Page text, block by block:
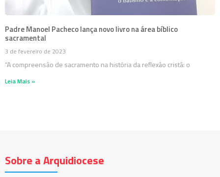
Padre Manoel Pacheco lança novo livro na área bíblico
sacramental
3 de fevereiro de 2023
“A compreensão de sacramento na história da reflexão cristã: o
Leia Mais »
Sobre a Arquidiocese